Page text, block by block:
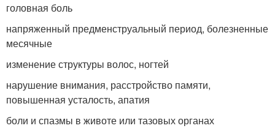
головная боль
напряженный предменструальный период, болезненные
месячные
изменение структуры волос, ногтей
нарушение внимания, расстройство памяти,
повышенная усталость, апатия
боли и спазмы в животе или тазовых органах